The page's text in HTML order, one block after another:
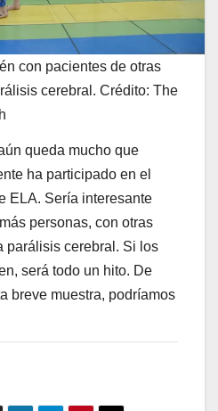
con pacientes de otras
cerebral. Crédito: The
queda mucho que
ha participado en el
ELA. Sería interesante
personas, con otras
parálisis cerebral. Si los
será todo un hito. De
breve muestra, podríamos